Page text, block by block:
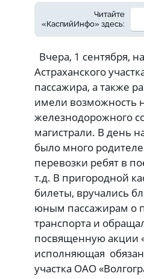
Читайте
«КаспийИнфо» здесь:
Вчера, 1 сентября,
Астраханского
пассажира, а также
имели возможность
железнодорожного
магистрали. В день
было много
перевозки ребят в
т.д. В пригородной
билеты, вручались
юным пассажирам о
транспорта и
посвященную акции
исполняющая
участка ОАО